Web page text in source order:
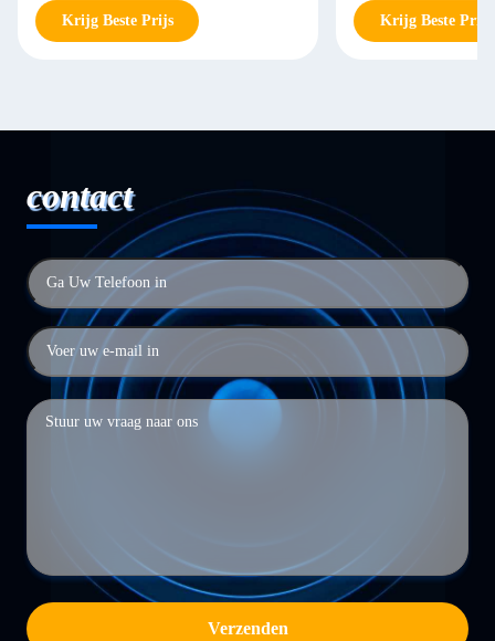
Krijg Beste Prijs Krijg Beste Prijs
contact
Verzenden